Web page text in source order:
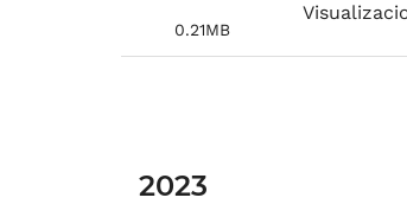
0.21MB
2023